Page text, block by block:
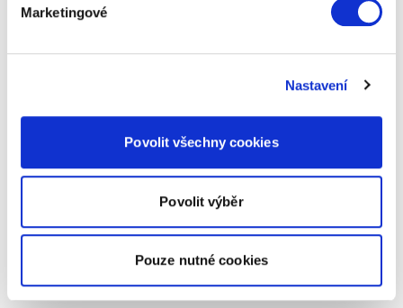
Marketingové
Nastavení
Povolit všechny cookies
Povolit výběr
Pouze nutné cookies